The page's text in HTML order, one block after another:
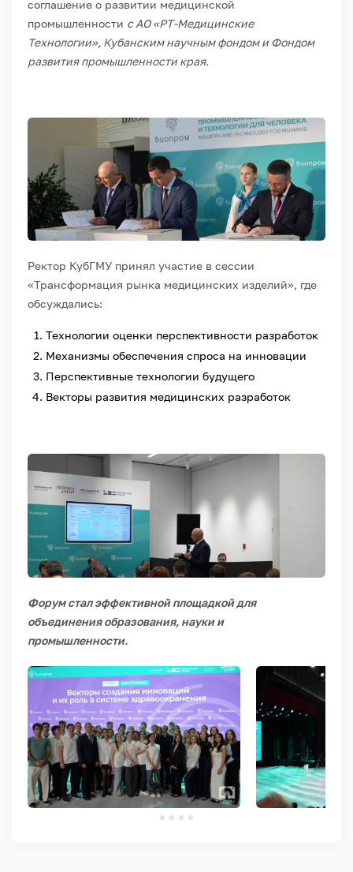
соглашение о развитии медицинской
промышленности с АО «РТ-Медицинские
Технологии», Кубанским научным фондом и Фондом
развития промышленности края.
Ректор КубГМУ принял участие в сессии
«Трансформация рынка медицинских изделий», где
обсуждались:
Технологии оценки перспективности разработок
Механизмы обеспечения спроса на инновации
Перспективные технологии будущего
Векторы развития медицинских разработок
Форум стал эффективной площадкой для
объединения образования, науки и
промышленности.